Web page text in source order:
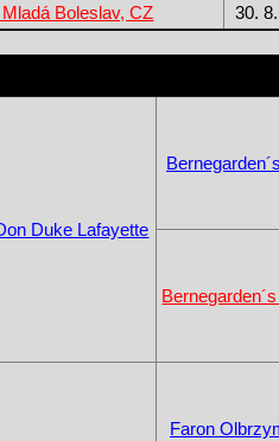
Boleslav, CZ
30.
Duke Lafayette
Faron